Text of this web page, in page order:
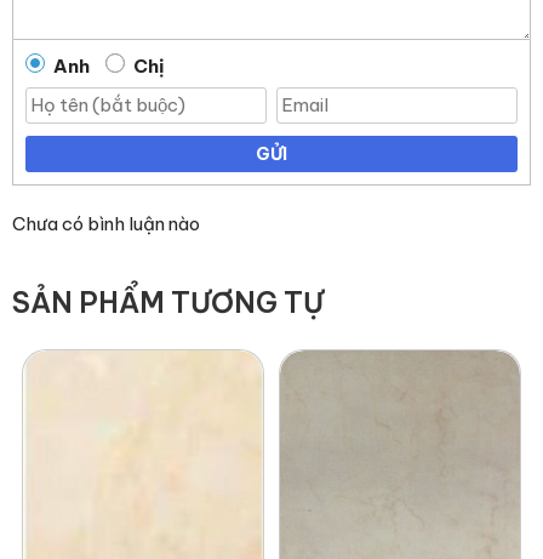
Anh Chị
GỬI
Chưa có bình luận nào
SẢN PHẨM TƯƠNG TỰ